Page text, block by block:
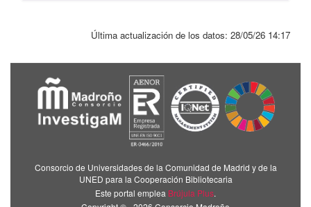
Última actualización de los datos: 28/05/26 14:17
Consorcio de Universidades de la Comunidad de Madrid y de la
UNED para la Cooperación Bibliotecaria
Este portal emplea Brújula Plus.